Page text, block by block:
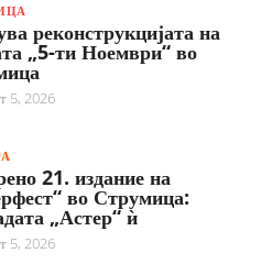
реконструкцијата на
„5-ти Ноември“ во
5, 2026
21. издание на
во Струмица:
„Астер“ ѝ
5, 2026